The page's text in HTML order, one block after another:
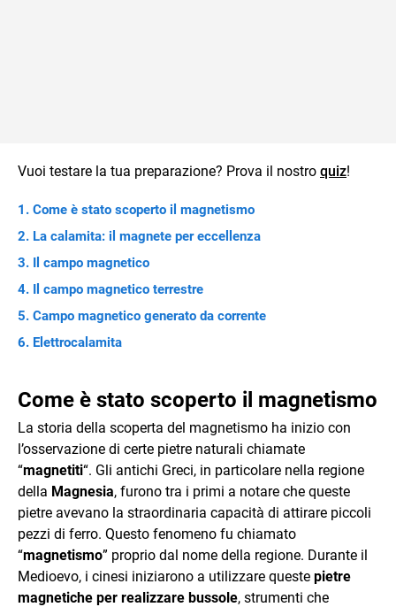
Vuoi testare la tua preparazione? Prova il nostro quiz!
Come è stato scoperto il magnetismo
La calamita: il magnete per eccellenza
Il campo magnetico
Il campo magnetico terrestre
Campo magnetico generato da corrente
Elettrocalamita
Come è stato scoperto il magnetismo
La storia della scoperta del magnetismo ha inizio con
l’osservazione di certe pietre naturali chiamate
“magnetiti“. Gli antichi Greci, in particolare nella regione
della Magnesia, furono tra i primi a notare che queste
pietre avevano la straordinaria capacità di attirare piccoli
pezzi di ferro. Questo fenomeno fu chiamato
“magnetismo” proprio dal nome della regione. Durante il
Medioevo, i cinesi iniziarono a utilizzare queste pietre
magnetiche per realizzare bussole, strumenti che